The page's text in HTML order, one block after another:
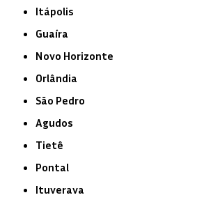
Itápolis
Guaíra
Novo Horizonte
Orlândia
São Pedro
Agudos
Tietê
Pontal
Ituverava